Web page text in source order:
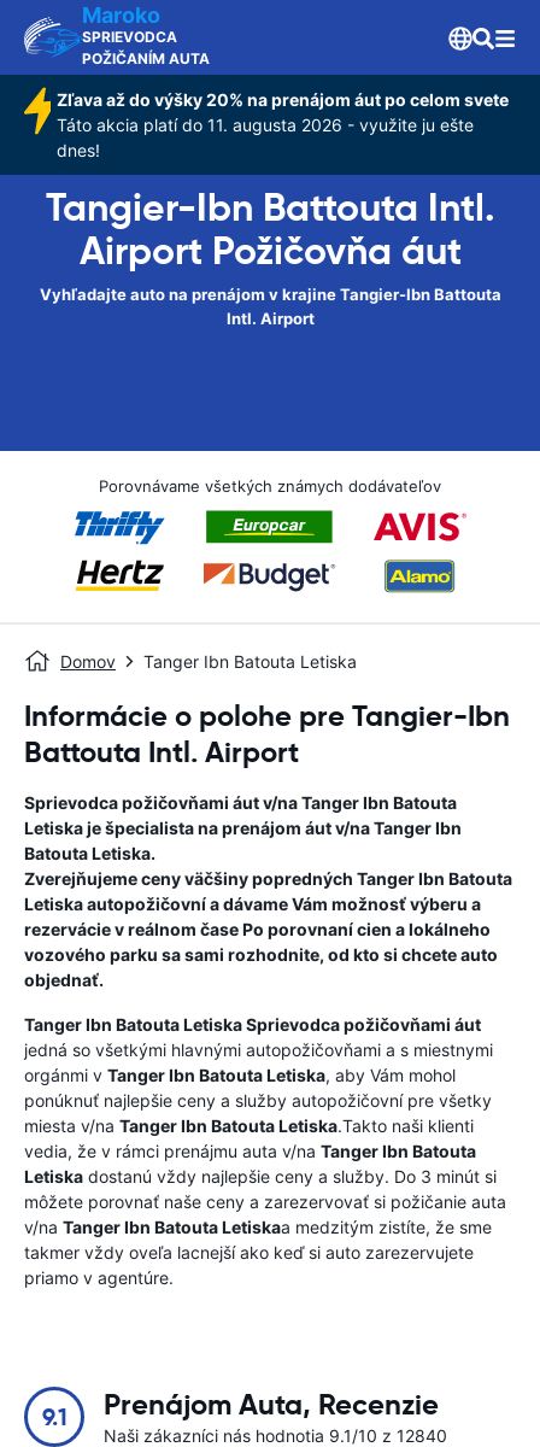
Maroko
SPRIEVODCA
POŽIČANÍM AUTA
Zľava až do výšky 20% na prenájom áut po celom svete
Táto akcia platí do 11. augusta 2026 - využite ju ešte
dnes!
Tangier-Ibn Battouta Intl.
Airport Požičovňa áut
Vyhľadajte auto na prenájom v krajine Tangier-Ibn Battouta
Intl. Airport
Porovnávame všetkých známych dodávateľov
Domov Tanger Ibn Batouta Letiska
Informácie o polohe pre Tangier-Ibn
Battouta Intl. Airport
Sprievodca požičovňami áut v/naTanger Ibn Batouta
Letiskaje špecialista na prenájom áut v/naTanger Ibn
Batouta Letiska.
Zverejňujeme ceny väčšiny popredných Tanger Ibn Batouta
Letiskaautopožičovní a dávame Vám možnosť výberu a
rezervácie v reálnom čase Po porovnaní cien a lokálneho
vozového parku sa sami rozhodnite, od kto si chcete auto
objednať.
Tanger Ibn Batouta LetiskaSprievodca požičovňami áut
jedná so všetkými hlavnými autopožičovňami a s miestnymi
orgánmi v Tanger Ibn Batouta Letiska, aby Vám mohol
ponúknuť najlepšie ceny a služby autopožičovní pre všetky
miesta v/na Tanger Ibn Batouta Letiska.Takto naši klienti
vedia, že v rámci prenájmu auta v/na Tanger Ibn Batouta
Letiska dostanú vždy najlepšie ceny a služby. Do 3 minút si
môžete porovnať naše ceny a zarezervovať si požičanie auta
v/na Tanger Ibn Batouta Letiskaa medzitým zistíte, že sme
takmer vždy oveľa lacnejší ako keď si auto zarezervujete
priamo v agentúre.
9.1 Prenájom Auta, Recenzie
Naši zákazníci nás hodnotia 9.1/10 z 12840